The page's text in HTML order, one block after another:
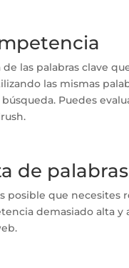
las palabras clave
las mismas
Puedes
de
posible que necesites
demasiado alta y